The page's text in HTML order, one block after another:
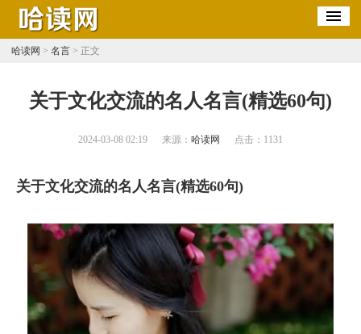
哈读网 > 名言> 正文
​关于文化交流的名人名言(精选60句)
2024-03-08 02:19 来源： 哈读网 点击： 1131
关于文化交流的名人名言(精选60句)